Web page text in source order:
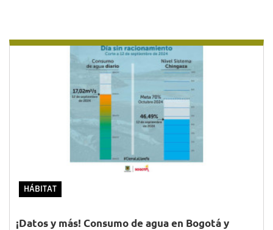
HÁBITAT
¡Datos y más! Consumo de agua en Bogotá y